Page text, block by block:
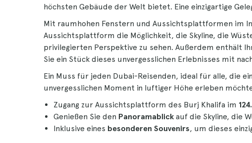
höchsten Gebäude der Welt bietet. Eine einzigartige
Mit raumhohen Fenstern und Aussichtsplattformen im
Aussichtsplattform die Möglichkeit, die Skyline, die
privilegierten Perspektive zu sehen. Außerdem enthält
Sie ein Stück dieses unvergesslichen Erlebnisses mit
Ein Muss für jeden Dubai-Reisenden, ideal für alle, die
unvergesslichen Moment in luftiger Höhe erleben
Zugang zur Aussichtsplattform des Burj Khalifa im
Genießen Sie den Panoramablick auf die Skyline, die
Inklusive eines besonderen Souvenirs, um dieses